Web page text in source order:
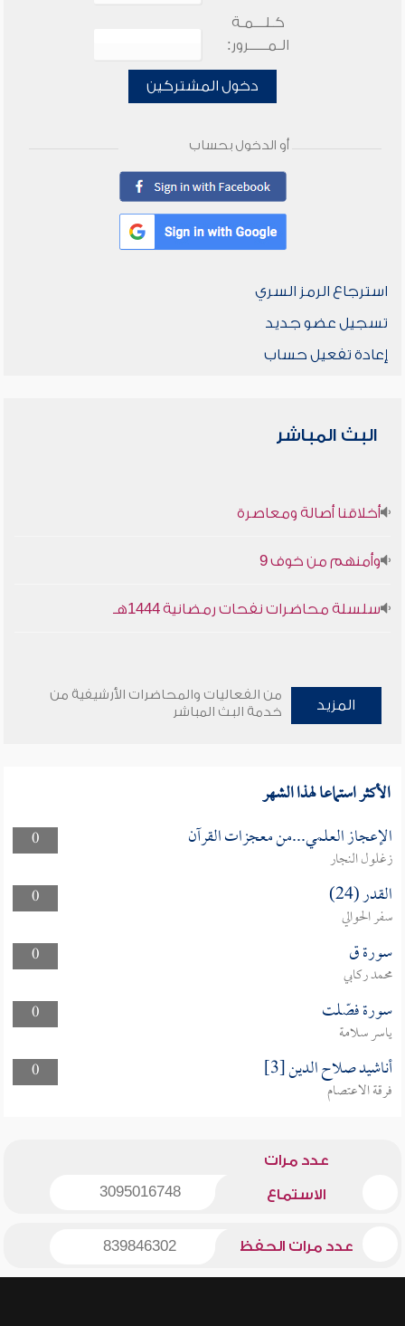
كـلـــمـة
الـمـــــرور:
دخول المشتركين
أو الدخول بحساب
استرجاع الرمز السري
تسجيل عضو جديد
إعادة تفعيل حساب
البث المباشر
أخلاقنا أصالة ومعاصرة
وأمنهم من خوف 9
سلسلة محاضرات نفحات رمضانية 1444هـ
المزيد
من الفعاليات والمحاضرات الأرشيفية من
خدمة البث المباشر
الأكثر استماعا لهذا الشهر
0 الإعجاز العلمي...من معجزات القرآن
زغلول النجار
0
القدر (24)
سفر الحوالي
0
سورة ق
محمد ركابي
0
سورة فصّلت
ياسر سلامة
0
أناشيد صلاح الدين [3]
فرقة الاعتصام
عدد مرات
الاستماع 3095016748
عدد مرات الحفظ 839846302